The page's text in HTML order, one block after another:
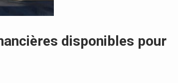
disponibles pour